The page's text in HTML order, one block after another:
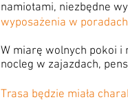
namiotami, niezbędne
wyposażenia w poradach
W miarę wolnych pokoi i
nocleg w zajazdach,
Trasa będzie miała